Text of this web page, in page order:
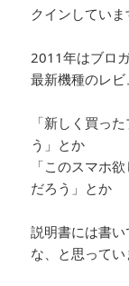
クインしていま
2011年はブロ
最新機種のレビ
「新しく買っ
う」とか
「このスマホ
だろう」とか
説明書には書
な、と思ってい